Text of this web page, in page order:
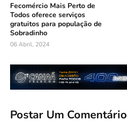
Fecomércio Mais Perto de
Todos oferece serviços
gratuitos para população de
Sobradinho
06 Abril, 2024
Postar Um Comentário